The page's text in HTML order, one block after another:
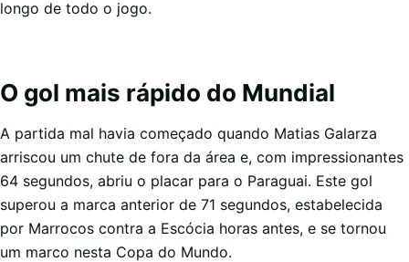
longo de todo o jogo.
O gol mais rápido do Mundial
A partida mal havia começado quando Matias Galarza
arriscou um chute de fora da área e, com impressionantes
64 segundos, abriu o placar para o Paraguai. Este gol
superou a marca anterior de 71 segundos, estabelecida
por Marrocos contra a Escócia horas antes, e se tornou
um marco nesta Copa do Mundo.